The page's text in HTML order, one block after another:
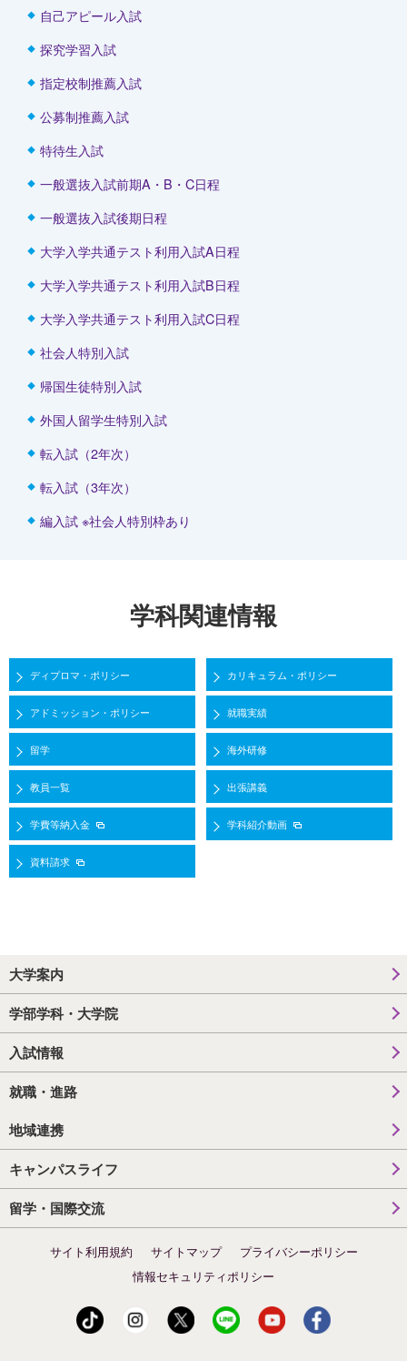
自己アピール入試
探究学習入試
指定校制推薦入試
公募制推薦入試
特待生入試
一般選抜入試前期A・B・C日程
一般選抜入試後期日程
大学入学共通テスト利用入試A日程
大学入学共通テスト利用入試B日程
大学入学共通テスト利用入試C日程
社会人特別入試
帰国生徒特別入試
外国人留学生特別入試
転入試（2年次）
転入試（3年次）
編入試 ※社会人特別枠あり
学科関連情報
ディプロマ・ポリシー カリキュラム・ポリシー
アドミッション・ポリシー 就職実績
留学 海外研修
教員一覧 出張講義
学費等納入金 学科紹介動画
資料請求
大学案内
学部学科・大学院
入試情報
就職・進路
地域連携
キャンパスライフ
留学・国際交流
サイト利用規約 サイトマップ
プライバシーポリシー
情報セキュリティポリシー